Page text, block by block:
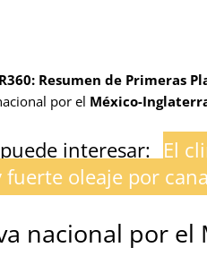
Resumen de Primeras
por el México-
interesar: El
oleaje por
nacional por el